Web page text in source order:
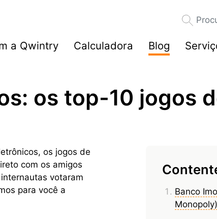
a Qwintry Calculadora Blog
os top-10 jogos
Banco
Monopoly)
os jogos de
com os amigos
votaram
para você a